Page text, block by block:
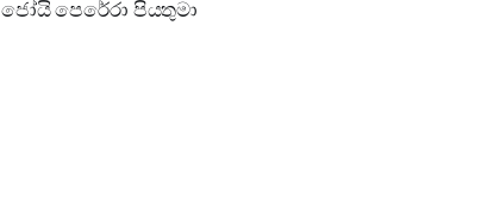
ජෝයි පෙරේරා පියතුමා